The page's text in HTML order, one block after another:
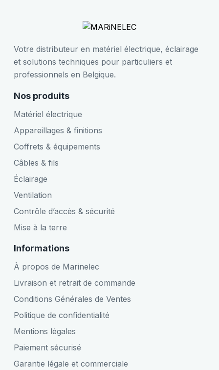
Votre distributeur en matériel électrique, éclairage
et solutions techniques pour particuliers et
professionnels en Belgique.
Nos produits
Matériel électrique
Appareillages & finitions
Coffrets & équipements
Câbles & fils
Éclairage
Ventilation
Contrôle d’accès & sécurité
Mise à la terre
Informations
À propos de Marinelec
Livraison et retrait de commande
Conditions Générales de Ventes
Politique de confidentialité
Mentions légales
Paiement sécurisé
Garantie légale et commerciale